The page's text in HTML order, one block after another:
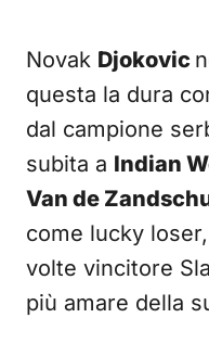
Novak Djokovic
questa la dura
dal campione
subita a Indian
Van de
come lucky
volte vincitore
più amare della